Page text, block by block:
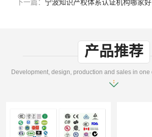
下一篇： 宁波知识产权体系认证机构哪家好
产品推荐